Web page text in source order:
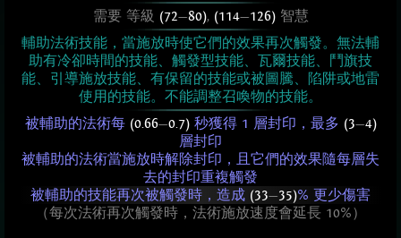
需要 等級 (72—80), (114—126)智慧
輔助法術技能，當施放時使它們的效果再次觸發。無法輔
助有冷卻時間的技能、觸發型技能、瓦爾技能、鬥旗技
能、引導施放技能、有保留的技能或被圖騰、陷阱或地雷
使用的技能。不能調整召喚物的技能。
被輔助的法術每 (0.66—0.7)秒獲得 1 層封印，最多 (3—4)
層封印
被輔助的法術當施放時解除封印，且它們的效果隨每層失
去的封印重複觸發
被輔助的技能再次被觸發時，造成 (33—35)% 更少傷害
（每次法術再次觸發時，法術施放速度會延長 10%）